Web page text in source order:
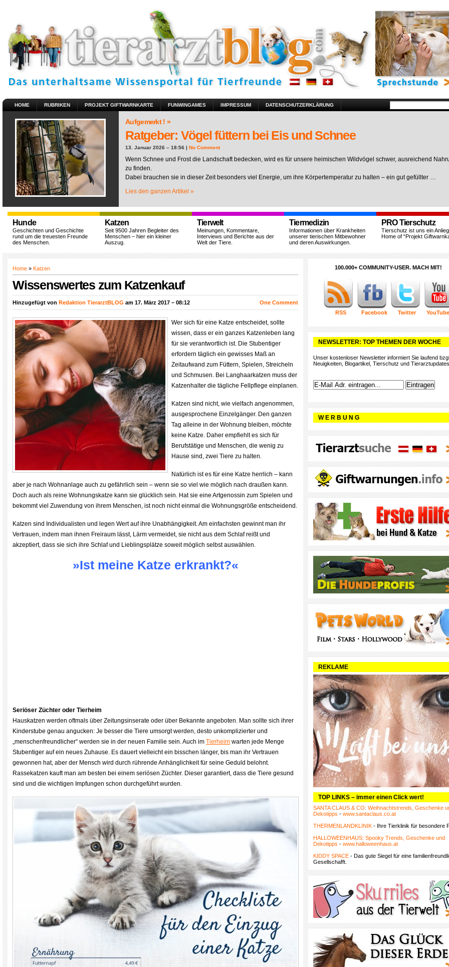
HOME RUBRIKEN PROJEKT GIFTWARNKARTE FUNWINGAMES IMPRESSUM DATENSCHUTZERKLÄRUNG
Aufgemerkt ! »
Ratgeber: Vögel füttern bei Eis und Schnee
13. Januar 2026 – 18:56 | No Comment
Wenn Schnee und Frost die Landschaft bedecken, wird es für unsere heimischen Wildvögel schwer, ausreichend
zu finden.
Dabei brauchen sie in dieser Zeit besonders viel Energie, um ihre Körpertemperatur zu halten – ein gut gefüllter …
Lies den ganzen Artikel »
Hunde
Geschichten und Geschichte
rund um die treuesten Freunde
des Menschen.
Katzen
Seit 9500 Jahren Begleiter des
Menschen – hier ein kleiner
Auszug.
Tierwelt
Meinungen, Kommentare,
Interviews und Berichte aus der
Welt der Tiere.
Tiermedizin
Informationen über Krankheiten
unserer tierischen Mitbewohner
und deren Auswirkungen.
PRO Tierschutz
Tierschutz ist uns ein
Home of “Projekt
Home » Katzen
Wissenswertes zum Katzenkauf
Hinzugefügt von Redaktion TierarztBLOG am 17. März 2017 – 08:12 One Comment
Wer sich für eine Katze entscheidet, sollte
wissen, dass er ein ganzes Katzenleben lang
für sie verantwortlich ist. Die Stubentiger
erfordern täglich ein gewisses Maß an
Zeitaufwand zum Füttern, Spielen, Streicheln
und Schmusen. Bei Langhaarkatzen muss der
Katzenhalter die tägliche Fellpflege einplanen.
Katzen sind nicht, wie vielfach angenommen,
ausgesprochene Einzelgänger. Den ganzen
Tag alleine in der Wohnung bleiben, möchte
keine Katze. Daher empfiehlt es sich für
Berufstätige und Menschen, die wenig zu
Hause sind, zwei Tiere zu halten.
Natürlich ist es für eine Katze herrlich – kann
aber je nach Wohnanlage auch zu gefährlich sein – wenn sie so viel wie möglich nach draußen kann.
Doch auch als reine Wohnungskatze kann sie glücklich sein. Hat sie eine Artgenossin zum Spielen und
bekommt viel Zuwendung von ihrem Menschen, ist noch nicht einmal die Wohnungsgröße entscheidend.
Katzen sind Individualisten und legen Wert auf ihre Unabhängigkeit. Am einfachsten gewinnt man ihr
Vertrauen, indem man ihnen Freiraum lässt, Lärm vermeidet, sie nicht aus dem Schlaf reißt und
akzeptiert, dass sie sich ihre Schlaf und Lieblingsplätze soweit möglich selbst auswählen.
»Ist meine Katze erkrankt?«
Seriöser Züchter oder Tierheim
Hauskatzen werden oftmals über Zeitungsinserate oder über Bekannte angeboten. Man sollte sich ihrer
Kinderstube genau angucken: Je besser die Tiere umsorgt werden, desto unkomplizierter und
„menschenfreundlicher“ werden sie in der neuen Familie sein. Auch im Tierheim warten jede Menge
Stubentiger auf ein neues Zuhause. Es dauert vielleicht ein bisschen länger, bis man ihr Vertrauen
gewonnen hat, aber der Mensch wird durch rührende Anhänglichkeit für seine Geduld belohnt.
Rassekatzen kauft man am besten bei einem seriösen Züchter. Dieser garantiert, dass die Tiere gesund
sind und die wichtigen Impfungen schon durchgeführt wurden.
100.000+ COMMUNITY-USER. MACH MIT!
RSS Facebook Twitter YouTube
NEWSLETTER: TOP THEMEN DER WOCHE
Unser kostenloser Newsletter informiert Sie laufend
Neuigkeiten, Blogartikel, Tierschutz und
W E R B U N G
REKLAME
TOP LINKS – immer einen Click wert!
SANTA CLAUS & CO: Weihnachtstrends, Geschenke
Dekotipps - www.santaclaus.co.at
THERMENLANDKLINIK - Ihre Tierklinik für besondere
HALLOWEENHAUS: Spooky Trends, Geschenke und
Dekotipps - www.halloweenhaus.at
KIDDY SPACE - Das gute Siegel für eine
Gesellschafft.